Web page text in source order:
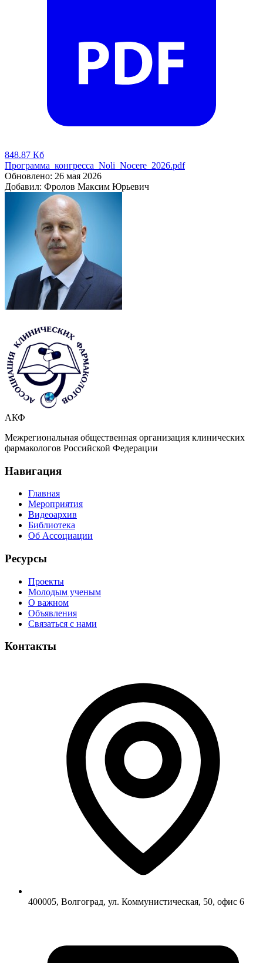
848.87 Кб
Программа_конгресса_Noli_Nocere_2026.pdf
Обновлено: 26 мая 2026
Добавил: Фролов Максим Юрьевич
АКФ
Межрегиональная общественная организация клинических
фармакологов Российской Федерации
Навигация
Главная
Мероприятия
Видеоархив
Библиотека
Об Ассоциации
Ресурсы
Проекты
Молодым ученым
О важном
Объявления
Связаться с нами
Контакты
400005, Волгоград, ул. Коммунистическая, 50, офис 6